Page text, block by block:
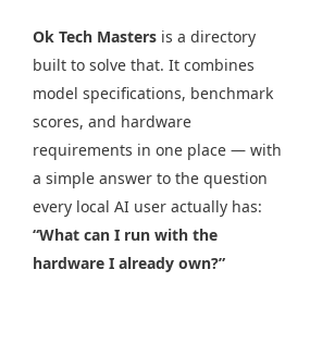
Ok Tech Masters is a directory
built to solve that. It combines
model specifications, benchmark
scores, and hardware
requirements in one place — with
a simple answer to the question
every local AI user actually has:
“What can I run with the
hardware I already own?”